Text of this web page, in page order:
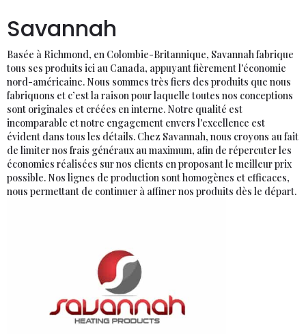
Savannah
Basée à Richmond, en Colombie-Britannique, Savannah fabrique
tous ses produits ici au Canada, appuyant fièrement l'économie
nord-américaine. Nous sommes très fiers des produits que nous
fabriquons et c’est la raison pour laquelle toutes nos conceptions
sont originales et créées en interne. Notre qualité est
incomparable et notre engagement envers l'excellence est
évident dans tous les détails. Chez Savannah, nous croyons au fait
de limiter nos frais généraux au maximum, afin de répercuter les
économies réalisées sur nos clients en proposant le meilleur prix
possible. Nos lignes de production sont homogènes et efficaces,
nous permettant de continuer à affiner nos produits dès le départ.